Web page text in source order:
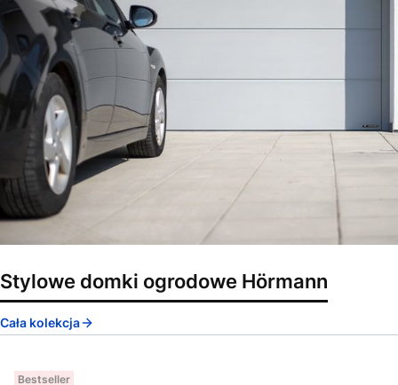
Stylowe domki ogrodowe Hörmann
Cała kolekcja
Bestseller